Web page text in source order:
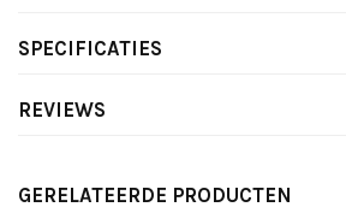
SPECIFICATIES
REVIEWS
GERELATEERDE PRODUCTEN